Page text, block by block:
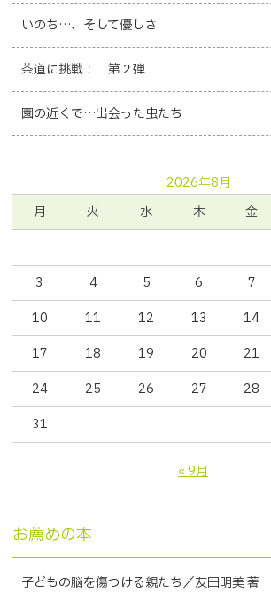
いのち…、そして優しさ
茶道に挑戦！ 第２弾
園の近くで…出会った虫たち
2026年8月
月
火 水 木 金
3
4 5 6 7
10
11 12 13 14
17
18 19 20 21
24
25 26 27 28
31
« 9月
お薦めの本
子どもの脳を傷つける親たち／友田明美 著